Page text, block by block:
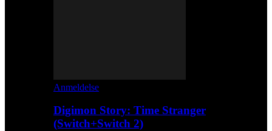
Anmeldelse
Digimon Story: Time Stranger
(Switch+Switch 2)